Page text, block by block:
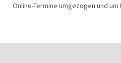
Online-Termine umgezogen und